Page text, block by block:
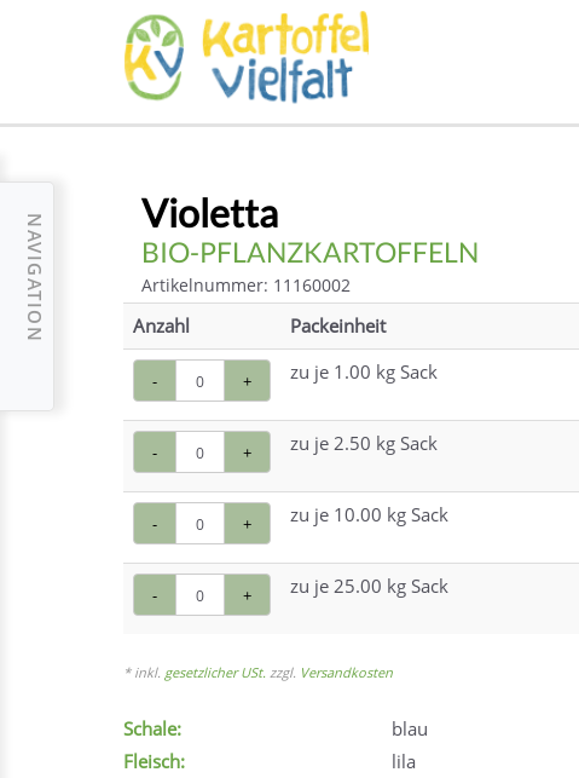
Violetta
BIO-PFLANZKARTOFFELN
Artikelnummer: 11160002
Anzahl Packeinheit
- + zu je 1.00 kg Sack
- + zu je 2.50 kg Sack
- + zu je 10.00 kg Sack
- + zu je 25.00 kg Sack
* inkl. gesetzlicher USt. zzgl. Versandkosten
Schale:
blau
Fleisch:
lila
NAVIGATION